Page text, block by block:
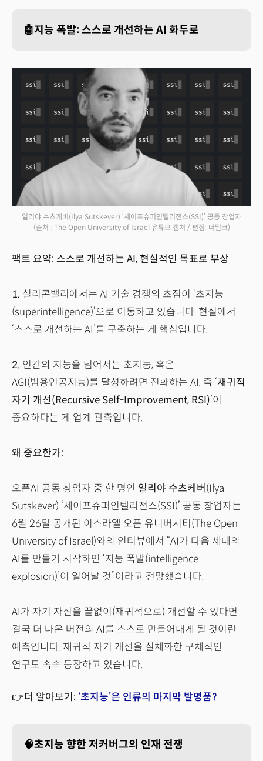
🤖지능 폭발: 스스로 개선하는 AI 화두로
일리야 수츠케버(Ilya Sutskever) ‘세이프슈퍼인텔리전스(SSI)’ 공동 창업자
(출처 : The Open University of Israel 유튜브 캡처 / 편집: 더밀크)
팩트 요약: 스스로 개선하는 AI, 현실적인 목표로 부상
1. 실리콘밸리에서는 AI 기술 경쟁의 초점이 ‘초지능
(superintelligence)’으로 이동하고 있습니다. 현실에서
‘스스로 개선하는 AI’를 구축하는 게 핵심입니다.
2. 인간의 지능을 넘어서는 초지능, 혹은
AGI(범용인공지능)를 달성하려면 진화하는 AI, 즉 ‘재귀적
자기 개선(Recursive Self-Improvement, RSI)’이
중요하다는 게 업계 관측입니다.
왜 중요한가:
오픈AI 공동 창업자 중 한 명인 일리야 수츠케버 (Ilya
Sutskever) ‘세이프슈퍼인텔리전스(SSI)’ 공동 창업자는
6월 26일 공개된 이스라엘 오픈 유니버시티(The Open
University of Israel)와의 인터뷰에서 “AI가 다음 세대의
AI를 만들기 시작하면 ‘지능 폭발(intelligence
explosion)’이 일어날 것”이라고 전망했습니다.
AI가 자기 자신을 끝없이(재귀적으로) 개선할 수 있다면
결국 더 나은 버전의 AI를 스스로 만들어내게 될 것이란
예측입니다. 재귀적 자기 개선을 실체화한 구체적인
연구도 속속 등장하고 있습니다.
👉더 알아보기: ‘초지능’은 인류의 마지막 발명품?
🧠초지능 향한 저커버그의 인재 전쟁